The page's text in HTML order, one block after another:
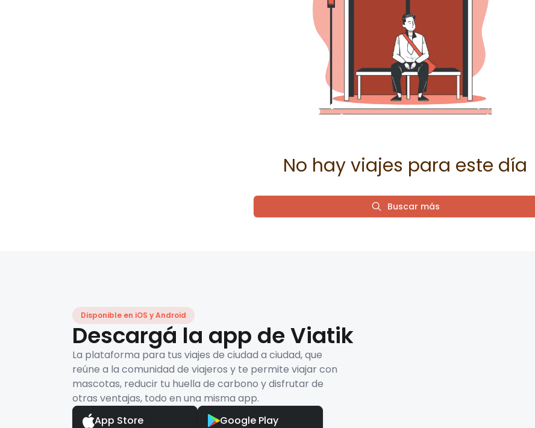
No hay viajes para este día
Buscar más
Disponible en iOS y Android
Descargá la app de Viatik
La plataforma para tus viajes de ciudad a ciudad, que
reúne a la comunidad de viajeros y te permite viajar con
mascotas, reducir tu huella de carbono y disfrutar de
otras ventajas, todo en una misma app.
App Store
Google Play